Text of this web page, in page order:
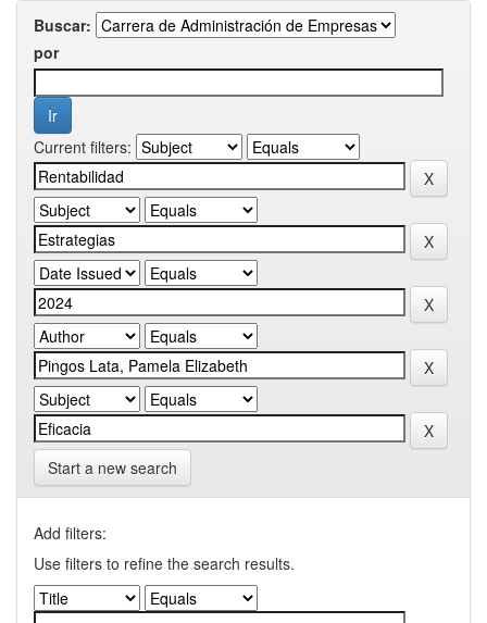
Buscar:
por
Current filters:
Start a new search
Add filters:
Use filters to refine the search results.